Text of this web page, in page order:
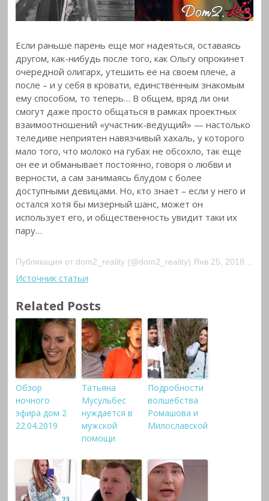
Если раньше парень еще мог надеяться, оставаясь
другом, как-нибудь после того, как Ольгу опрокинет
очередной олигарх, утешить ее на своем плече, а
после – и у себя в кровати, единственным знакомым
ему способом, то теперь… В общем, вряд ли они
смогут даже просто общаться в рамках проектных
взаимоотношений «участник-ведущий» — настолько
теледиве неприятен навязчивый хахаль, у которого
мало того, что молоко на губах не обсохло, так еще
он ее и обманывает постоянно, говоря о любви и
верности, а сам занимаясь блудом с более
доступными девицами. Но, кто знает – если у него и
остался хотя бы мизерный шанс, может он
использует его, и общественность увидит таки их
пару…
Источник статьи
Related Posts
Обзор
ночного
эфира дом 2
22.04.2019
Татьяна
Мусульбес
нуждается в
мужской
помощи
Подробности
волшебства
Ромашова и
Милославской